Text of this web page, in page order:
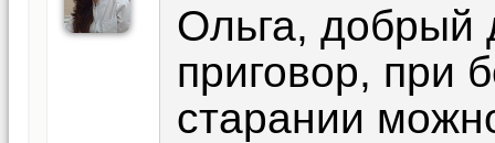
Ольга, добрый
приговор, при
старании